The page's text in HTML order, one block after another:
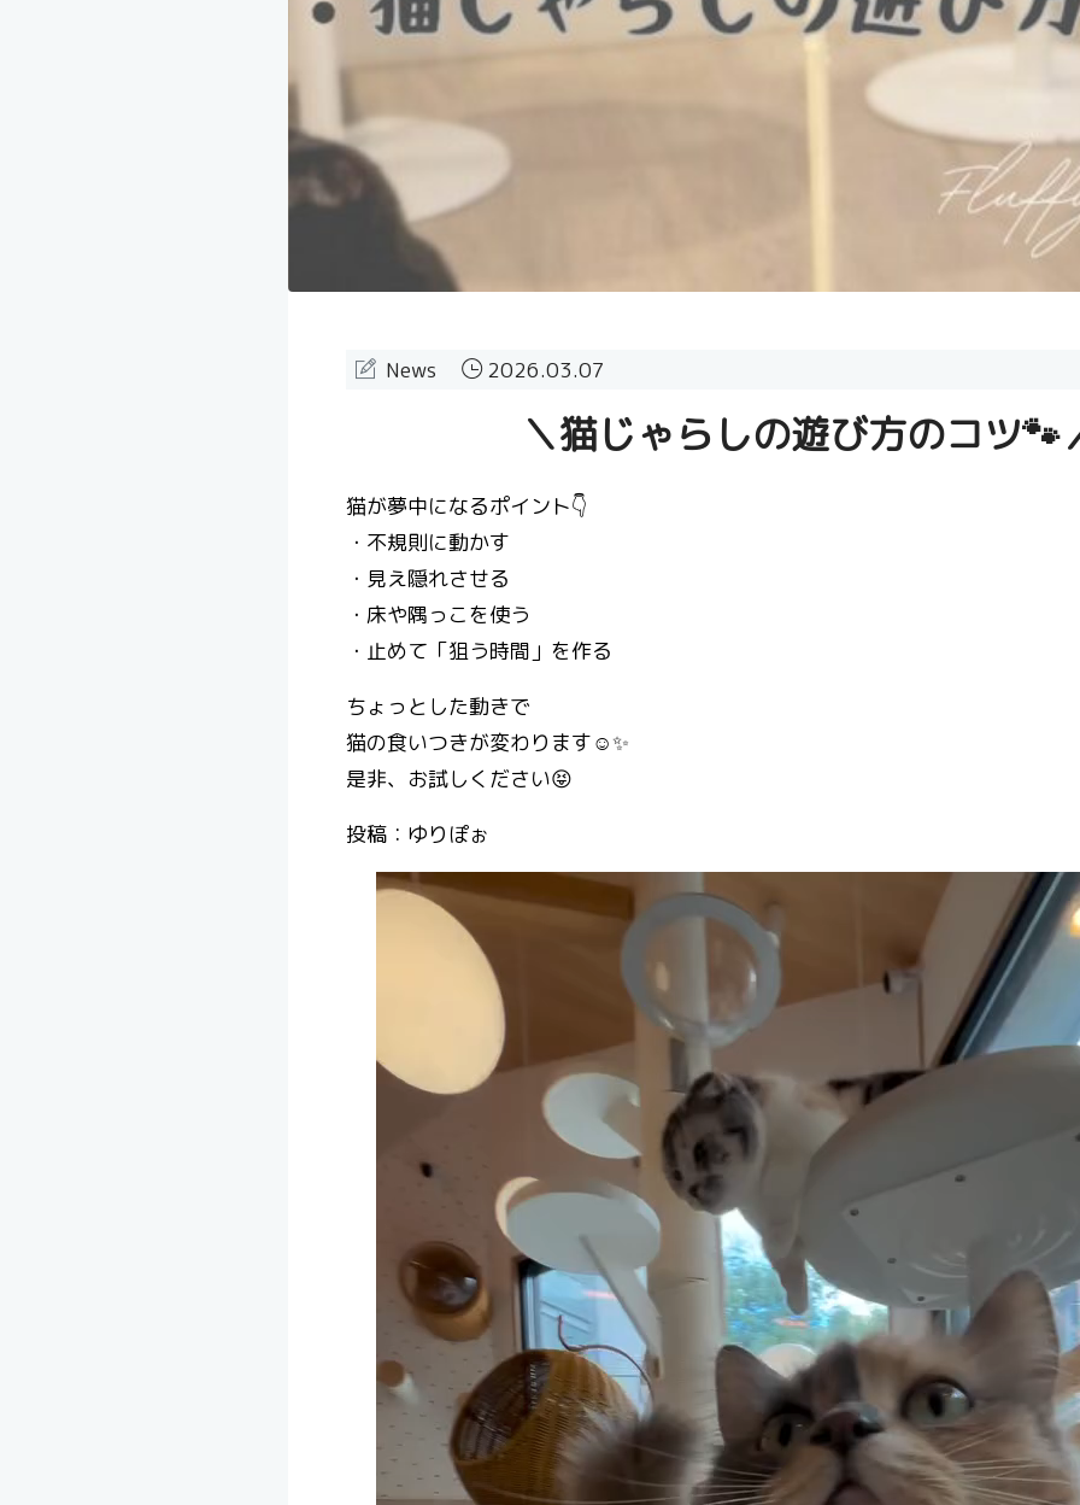
News 2026.03.07
＼猫じゃらしの遊び方のコツ🐾
猫が夢中になるポイント👇
・不規則に動かす
・見え隠れさせる
・床や隅っこを使う
・止めて「狙う時間」を作る
ちょっとした動きで
猫の食いつきが変わります☺️✨
是非、お試しください😝
投稿：ゆりぽぉ